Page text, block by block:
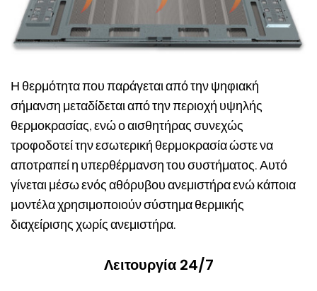
Η θερμότητα που παράγεται από την ψηφιακή
σήμανση μεταδίδεται από την περιοχή υψηλής
θερμοκρασίας, ενώ ο αισθητήρας συνεχώς
τροφοδοτεί την εσωτερική θερμοκρασία ώστε να
αποτραπεί η υπερθέρμανση του συστήματος. Αυτό
γίνεται μέσω ενός αθόρυβου ανεμιστήρα ενώ κάποια
μοντέλα χρησιμοποιούν σύστημα θερμικής
διαχείρισης χωρίς ανεμιστήρα.
Λειτουργία 24/7